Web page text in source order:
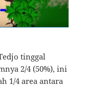
tinggal
2/4 (50%), ini
1/4 area antara